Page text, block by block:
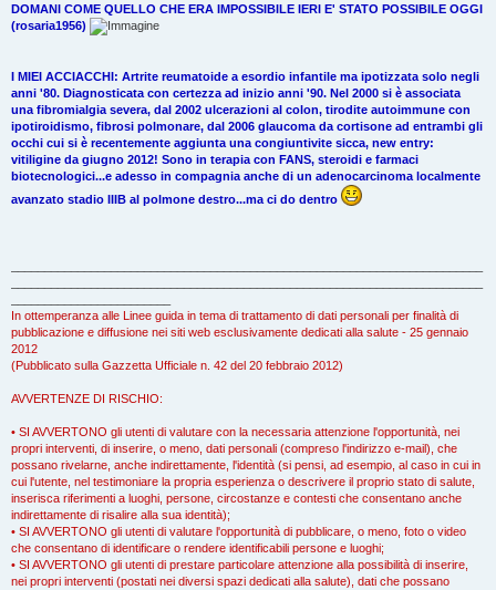
DOMANI COME QUELLO CHE ERA IMPOSSIBILE IERI E' STATO POSSIBILE OGGI
(rosaria1956)
I MIEI ACCIACCHI: Artrite reumatoide a esordio infantile ma ipotizzata solo negli
anni '80. Diagnosticata con certezza ad inizio anni '90. Nel 2000 si è associata
una fibromialgia severa, dal 2002 ulcerazioni al colon, tirodite autoimmune con
ipotiroidismo, fibrosi polmonare, dal 2006 glaucoma da cortisone ad entrambi gli
occhi cui si è recentemente aggiunta una congiuntivite sicca, new entry:
vitiligine da giugno 2012! Sono in terapia con FANS, steroidi e farmaci
biotecnologici...e adesso in compagnia anche di un adenocarcinoma localmente
avanzato stadio IIIB al polmone destro...ma ci do dentro
In ottemperanza alle Linee guida in tema di trattamento di dati personali per finalità di
pubblicazione e diffusione nei siti web esclusivamente dedicati alla salute - 25 gennaio
2012
(Pubblicato sulla Gazzetta Ufficiale n. 42 del 20 febbraio 2012)
AVVERTENZE DI RISCHIO:
• SI AVVERTONO gli utenti di valutare con la necessaria attenzione l'opportunità, nei
propri interventi, di inserire, o meno, dati personali (compreso l'indirizzo e-mail), che
possano rivelarne, anche indirettamente, l'identità (si pensi, ad esempio, al caso in cui in
cui l'utente, nel testimoniare la propria esperienza o descrivere il proprio stato di salute,
inserisca riferimenti a luoghi, persone, circostanze e contesti che consentano anche
indirettamente di risalire alla sua identità);
• SI AVVERTONO gli utenti di valutare l'opportunità di pubblicare, o meno, foto o video
che consentano di identificare o rendere identificabili persone e luoghi;
• SI AVVERTONO gli utenti di prestare particolare attenzione alla possibilità di inserire,
nei propri interventi (postati nei diversi spazi dedicati alla salute), dati che possano